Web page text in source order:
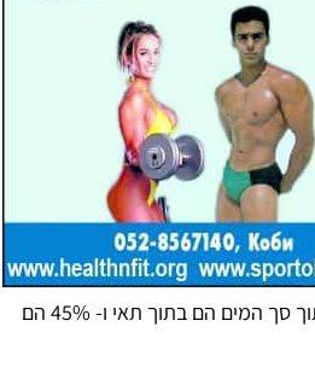
או מטען באלקטרון. 55% מתוך סך המים הם בתוך תאי ו- 45% הם